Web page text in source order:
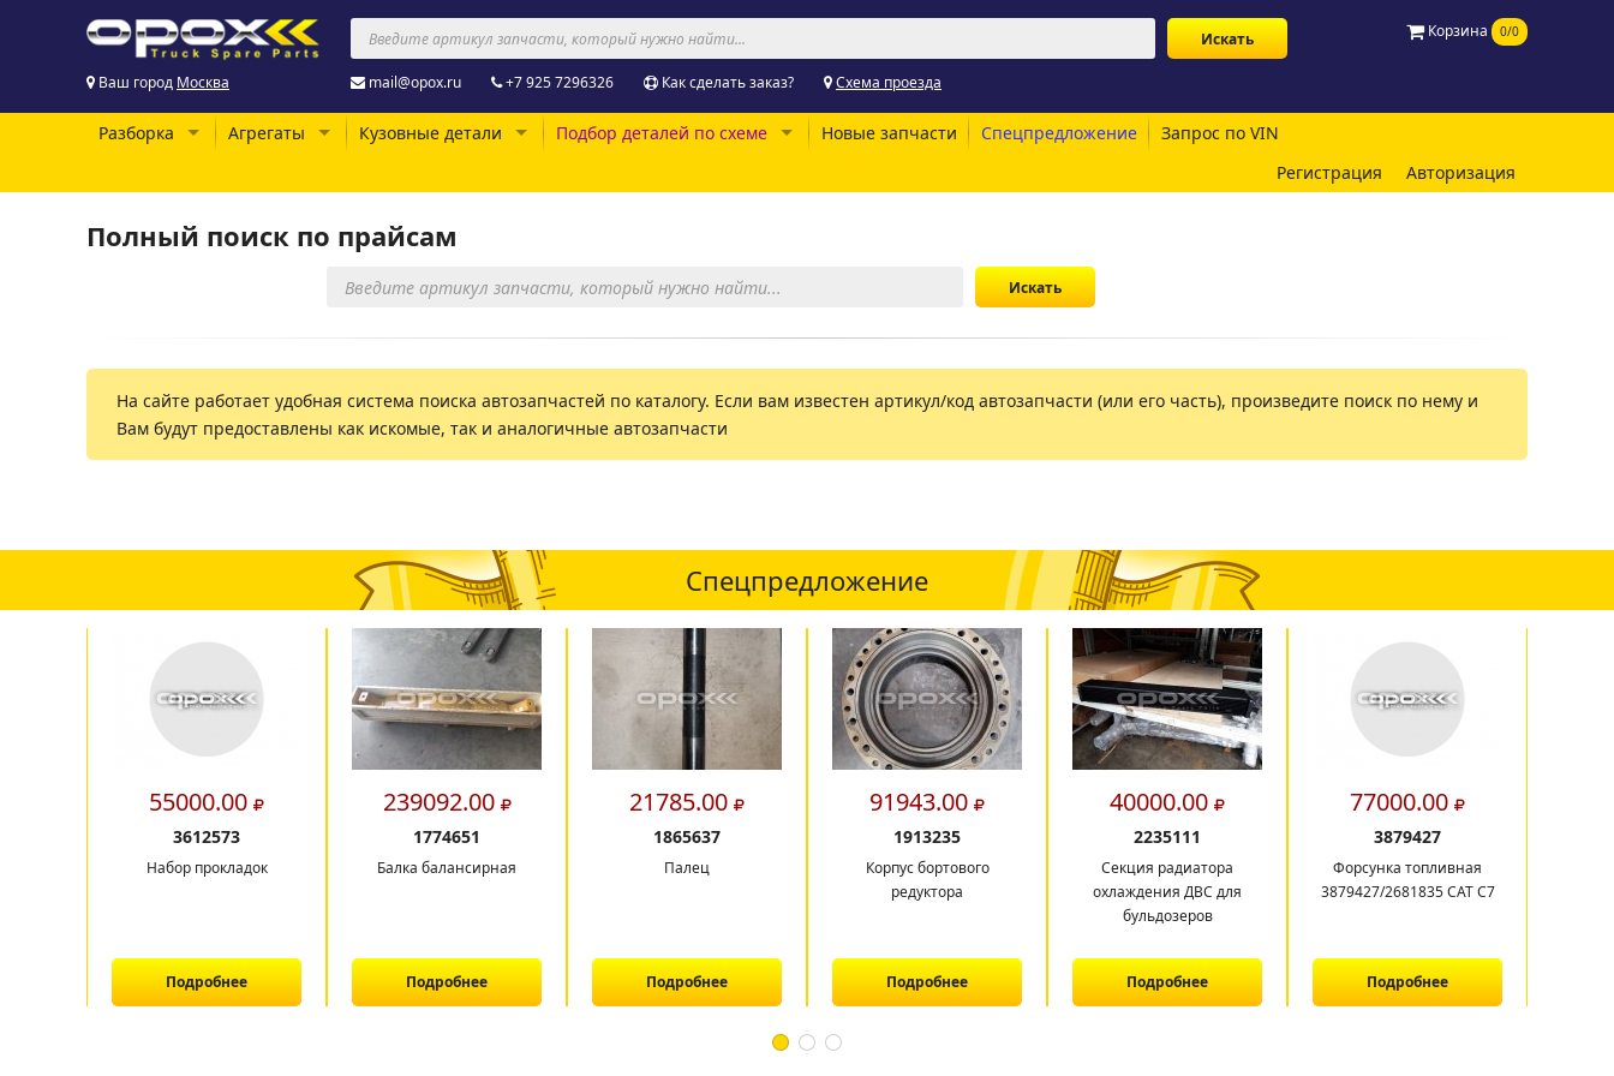
Корзина 0/0
Ваш город Москва mail@opox.ru +7 925 7296326 Как сделать заказ? Схема проезда
Разборка Агрегаты Кузовные детали Подбор деталей по схеме Новые запчасти Спецпредложение
Запрос по VIN
Регистрация
Авторизация
Полный поиск по прайсам
На сайте работает удобная система поиска автозапчастей по каталогу. Если вам известен артикул/код автозапчасти (или его часть), произведите поиск по нему и
Вам будут предоставлены как искомые, так и аналогичные автозапчасти
Спецпредложение
55000.00
3612573
Набор прокладок
Подробнее
239092.00
1774651
Балка балансирная
Подробнее
21785.00
1865637
Палец
Подробнее
91943.00
1913235
Корпус бортового
редуктора
Подробнее
40000.00
2235111
Секция радиатора
охлаждения ДВС для
бульдозеров
Подробнее
77000.00
3879427
Форсунка топливная
3879427/2681835 CAT C7
Подробнее